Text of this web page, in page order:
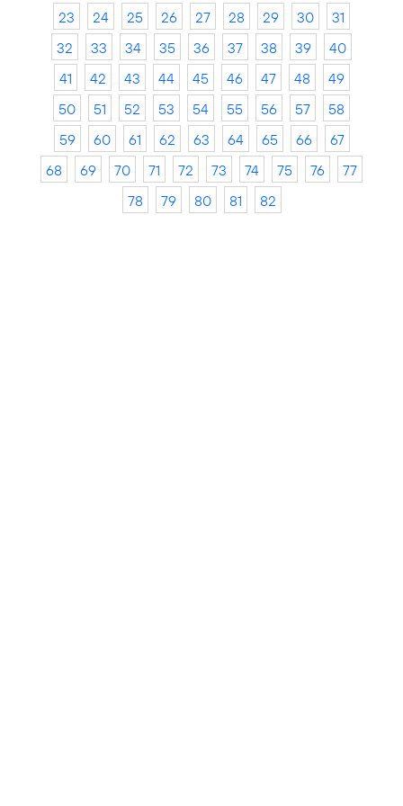
23 24 25 26 27 28 29 30
31
32
33 34 35 36 37 38 39
40
41
42 43 44 45 46 47 48
49
50
51 52 53 54 55 56 57
58
59
60 61 62 63 64 65 66
67
68
69 70 71 72 73 74 75 76
77
78
79 80 81 82